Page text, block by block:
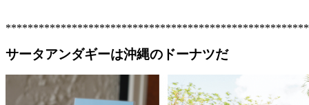
サータアンダギーは沖縄のドーナツだ